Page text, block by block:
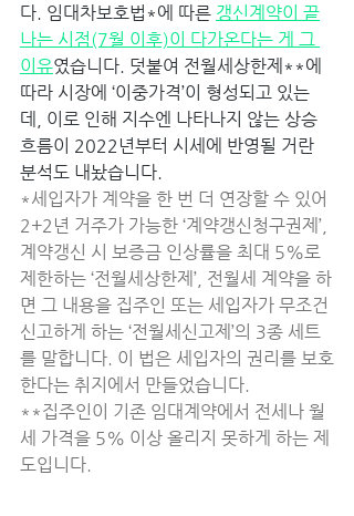
다. 임대차보호법*에 따른 갱신계약이 끝
나는 시점(7월 이후)이 다가온다는 게 그
이유였습니다. 덧붙여 전월세상한제**에
따라 시장에 ‘이중가격’이 형성되고 있는
데, 이로 인해 지수엔 나타나지 않는 상승
흐름이 2022년부터 시세에 반영될 거란
분석도 내놨습니다.
*세입자가 계약을 한 번 더 연장할 수 있어
2+2년 거주가 가능한 ‘계약갱신청구권제’,
계약갱신 시 보증금 인상률을 최대 5%로
제한하는 ‘전월세상한제’, 전월세 계약을 하
면 그 내용을 집주인 또는 세입자가 무조건
신고하게 하는 ‘전월세신고제’의 3종 세트
를 말합니다. 이 법은 세입자의 권리를 보호
한다는 취지에서 만들었습니다.
**집주인이 기존 임대계약에서 전세나 월
세 가격을 5% 이상 올리지 못하게 하는 제
도입니다. ﻿